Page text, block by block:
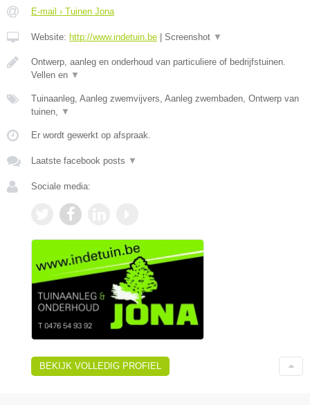
E-mail › Tuinen Jona
Website: http://www.indetuin.be Screenshot ▼
Ontwerp, aanleg en onderhoud van particuliere of bedrijfstuinen.
Vellen en ▼
Tuinaanleg, Aanleg zwemvijvers, Aanleg zwembaden, Ontwerp van
tuinen,
▼
Er wordt gewerkt op afspraak.
Laatste facebook posts ▼
Sociale media:
BEKIJK VOLLEDIG PROFIEL